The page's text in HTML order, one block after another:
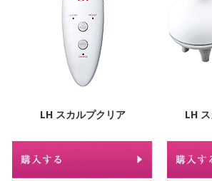
LH スカルプクリア LH